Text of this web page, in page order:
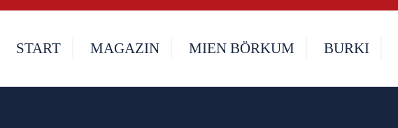
START MAGAZIN MIEN BÖRKUM BURKI